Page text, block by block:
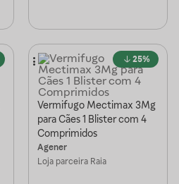
25%
Vermifugo Mectimax 3Mg
para Cães 1 Blister com 4
Comprimidos
Agener
Loja parceira Raia